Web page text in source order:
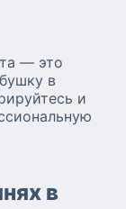
— это
в
и
в